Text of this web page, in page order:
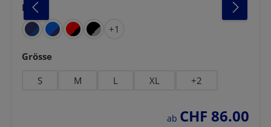
Farbe
auswählen
+1
Grösse
S M L XL +2
regulärer preis:
ab CHF 86.00